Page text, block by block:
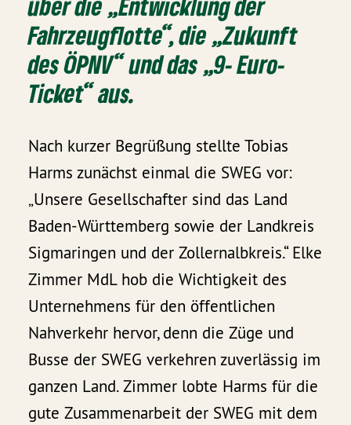
Fahrzeugflotte“, die „Zukunft
des ÖPNV“ und das „9- Euro-
Ticket“ aus.
Nach kurzer Begrüßung stellte Tobias
Harms zunächst einmal die SWEG vor:
„Unsere Gesellschafter sind das Land
Baden-Württemberg sowie der Landkreis
Sigmaringen und der Zollernalbkreis.“ Elke
Zimmer MdL hob die Wichtigkeit des
Unternehmens für den öffentlichen
Nahverkehr hervor, denn die Züge und
Busse der SWEG verkehren zuverlässig im
ganzen Land. Zimmer lobte Harms für die
gute Zusammenarbeit der SWEG mit dem